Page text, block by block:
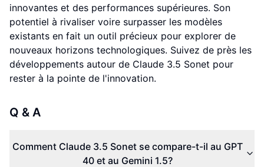
innovantes et des performances supérieures. Son
potentiel à rivaliser voire surpasser les modèles
existants en fait un outil précieux pour explorer de
nouveaux horizons technologiques. Suivez de près les
développements autour de Claude 3.5 Sonet pour
rester à la pointe de l'innovation.
Q & A
Comment Claude 3.5 Sonet se compare-t-il au GPT
40 et au Gemini 1.5?